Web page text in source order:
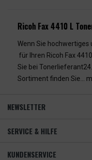
Ricoh Fax 4410 L
Wenn Sie
für Ihren Ricoh Fax
Sie bei
Sortiment finden Sie...
NEWSLETTER
SERVICE & HILFE
KUNDENSERVICE